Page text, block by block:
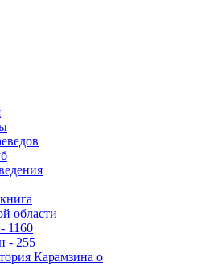
области
1160
- 255
Карамзина о